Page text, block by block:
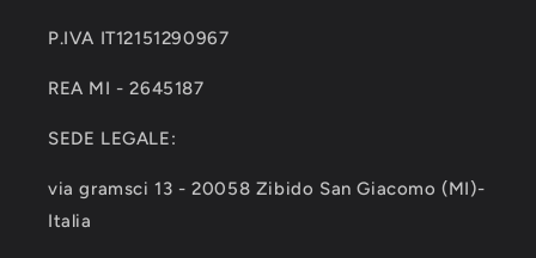
P.IVA IT12151290967
REA MI - 2645187
SEDE LEGALE:
via gramsci 13 - 20058 Zibido San Giacomo (MI)-
Italia